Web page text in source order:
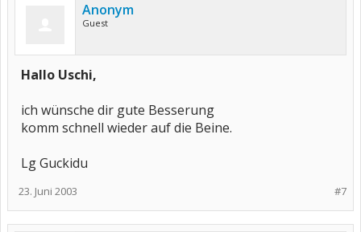
Anonym
Guest
Hallo Uschi,
ich wünsche dir gute Besserung
komm schnell wieder auf die Beine.
Lg Guckidu
#7
23. Juni 2003